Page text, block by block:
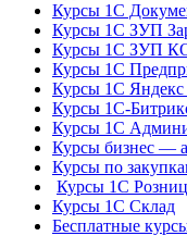
Курсы 1С
Курсы 1С ЗУП
Курсы 1С ЗУП
Курсы 1С
Курсы 1С
Курсы 1С-
Курсы 1С
Курсы бизнес —
Курсы по
Курсы 1С
Курсы 1С Склад
Бесплатные